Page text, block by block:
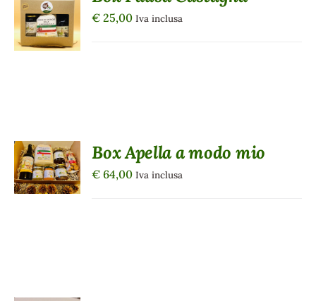
AL
CARRELLO
/
DETTAGLI
€ 25,00 Iva inclusa
AGGIUNGI
AL
CARRELLO
/
Box Apella a modo mio
€ 64,00 Iva inclusa